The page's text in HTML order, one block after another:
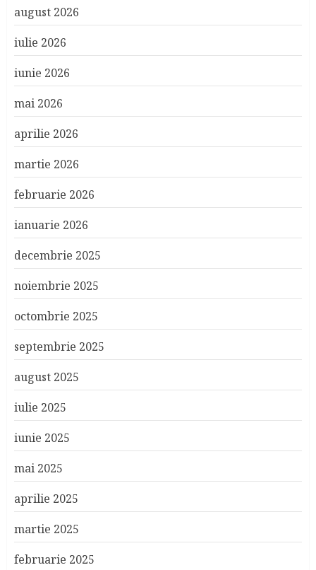
august 2026
iulie 2026
iunie 2026
mai 2026
aprilie 2026
martie 2026
februarie 2026
ianuarie 2026
decembrie 2025
noiembrie 2025
octombrie 2025
septembrie 2025
august 2025
iulie 2025
iunie 2025
mai 2025
aprilie 2025
martie 2025
februarie 2025